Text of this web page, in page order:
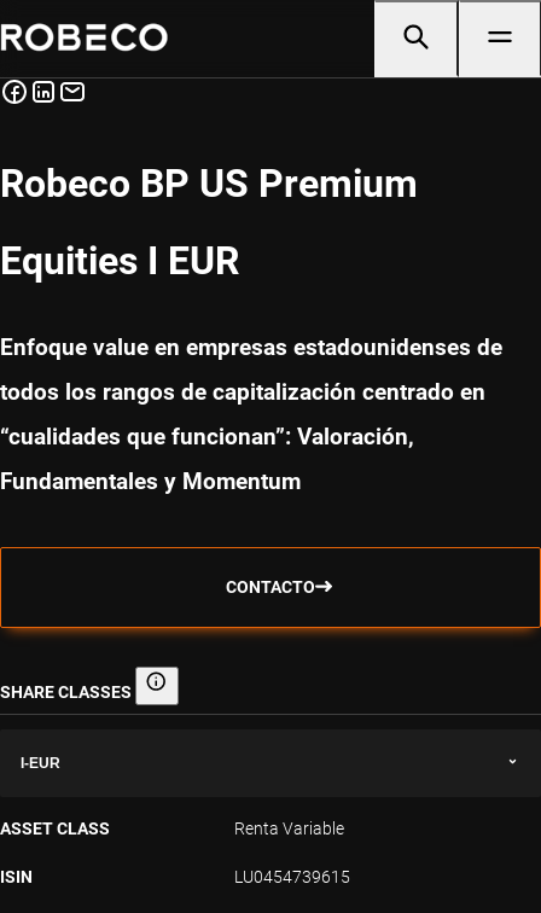
Robeco BP US Premium
Equities I EUR
Enfoque value en empresas estadounidenses de
todos los rangos de capitalización centrado en
“cualidades que funcionan”: Valoración,
Fundamentales y Momentum
CONTACTO
SHARE CLASSES Share classes
I-EUR
ASSET CLASS Renta Variable
ISIN LU0454739615